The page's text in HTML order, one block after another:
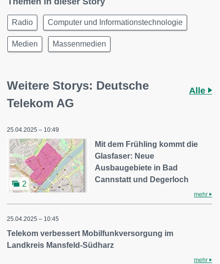
Radio Computer und Informationstechnologie
Medien Massenmedien
Weitere Storys: Deutsche
Telekom AG
Alle
25.04.2025 – 10:49
2
Mit dem Frühling kommt die
Glasfaser: Neue
Ausbaugebiete in Bad
Cannstatt und Degerloch
mehr
25.04.2025 – 10:45
Telekom verbessert Mobilfunkversorgung im
Landkreis Mansfeld-Südharz
mehr